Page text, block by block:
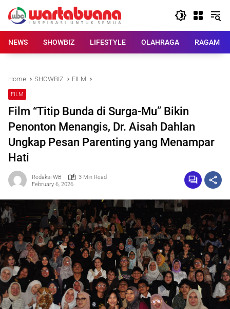
content
NEWS
SHOWBIZ LIFESTYLE OLAHRAGA RAGAM
Home SHOWBIZ FILM
FILM
Film “Titip Bunda di Surga-Mu” Bikin
Penonton Menangis, Dr. Aisah Dahlan
Ungkap Pesan Parenting yang Menampar
Hati
Redaksi WB
3 Min Read
February 6, 2026